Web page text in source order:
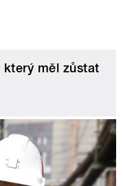
který měl zůstat